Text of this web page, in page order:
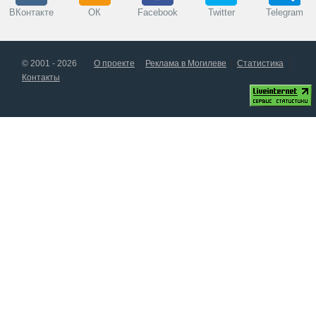
ВКонтакте ОК Facebook Twitter Telegram
© 2001 - 2026 О проекте Реклама в Могилеве
Статистика
Контакты